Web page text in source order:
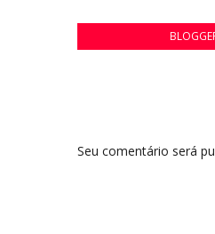
Seu comentário será